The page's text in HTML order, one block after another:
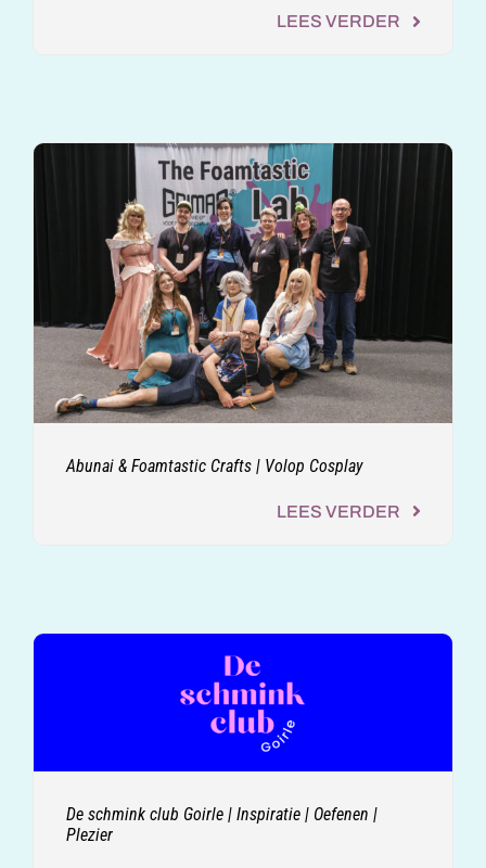
LEES VERDER
Abunai & Foamtastic Crafts | Volop Cosplay
LEES VERDER
De schmink club Goirle | Inspiratie | Oefenen |
Plezier